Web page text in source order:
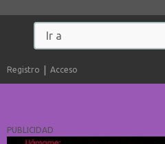
Registro Acceso
PUBLICIDAD